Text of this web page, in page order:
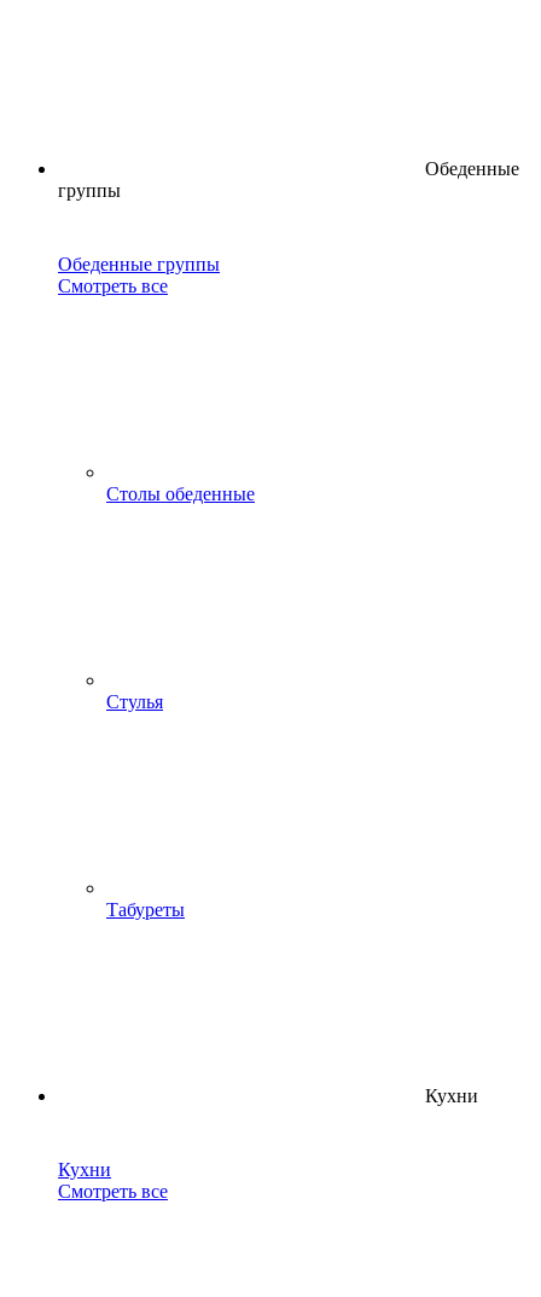
Обеденные
группы
Обеденные группы
Смотреть все
Столы обеденные
Стулья
Табуреты
Кухни
Кухни
Смотреть все